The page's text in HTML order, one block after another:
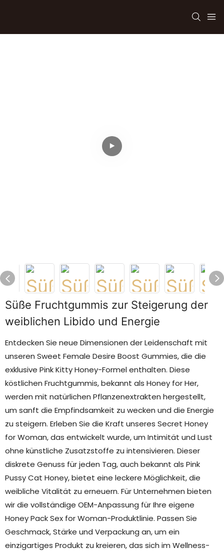
Süße Fruchtgummis zur Steigerung der
weiblichen Libido und Energie
Entdecken Sie neue Dimensionen der Leidenschaft mit
unseren Sweet Female Desire Boost Gummies, die die
exklusive Pink Kitty Honey-Formel enthalten. Diese
köstlichen Fruchtgummis, bekannt als Honey for Her,
werden mit natürlichen Pflanzenextrakten hergestellt,
um sanft die Empfindsamkeit zu wecken und die Energie
zu steigern. Erleben Sie die Kraft unseres Secret Honey
for Woman, das entwickelt wurde, um Intimität und Lust
ohne künstliche Zusatzstoffe zu intensivieren. Dieser
diskrete Genuss für jeden Tag, auch bekannt als Pink
Pussy Cat Honey, bietet eine leckere Möglichkeit, die
weibliche Vitalität zu erneuern. Für Unternehmen bieten
wir die vollständige OEM-Anpassung für Ihre eigene
Honey Pack Sex for Woman-Produktlinie. Passen Sie
Geschmack, Stärke und Verpackung an, um ein
einzigartiges Produkt zu kreieren, das sich im Wellness-